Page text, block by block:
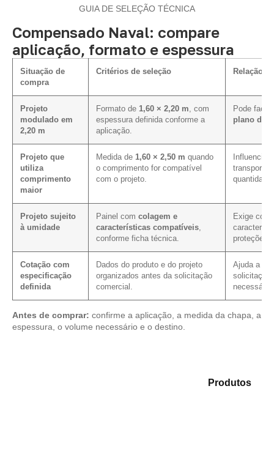
GUIA DE SELEÇÃO TÉCNICA
Compensado Naval: compare
aplicação, formato e espessura
Situação de
compra
Critérios de seleção Relação
Projeto
modulado em
2,20 m
Formato de 1,60 × 2,20 m , com
espessura definida conforme a
aplicação.
Pode
plano de
Projeto que
utiliza
comprimento
maior
Medida de 1,60 × 2,50 m quando
o comprimento for compatível
com o projeto.
Influencia
transporte,
Projeto sujeito
à umidade
Painel com colagem e
características compatíveis
conforme ficha técnica.
Exige
proteções
Cotação com
especificação
definida
Dados do produto e do projeto
organizados antes da solicitação
comercial.
Ajuda a
necessário.
Antes de comprar: confirme a aplicação, a medida da chapa, a
espessura, o volume necessário e o destino.
Produtos